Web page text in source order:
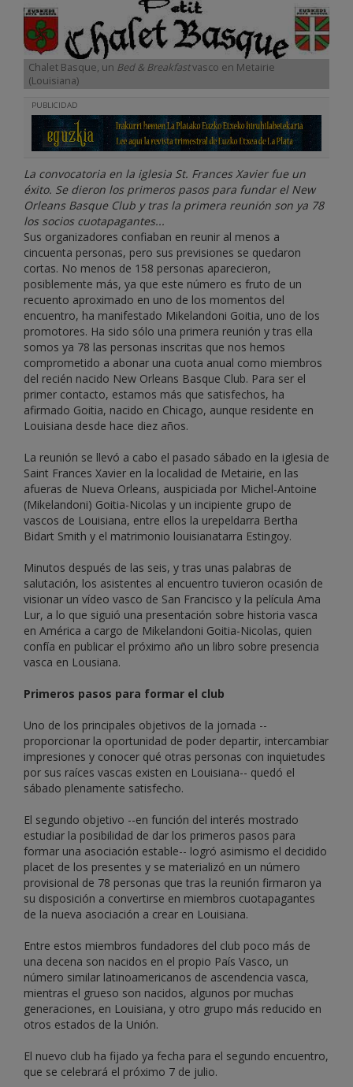
Chalet Basque, un Bed & Breakfastvasco en Metairie
(Louisiana)
PUBLICIDAD
La convocatoria en la iglesia St. Frances Xavier fue un
éxito. Se dieron los primeros pasos para fundar el New
Orleans Basque Club y tras la primera reunión son ya 78
los socios cuotapagantes...
Sus organizadores confiaban en reunir al menos a
cincuenta personas, pero sus previsiones se quedaron
cortas. No menos de 158 personas aparecieron,
posiblemente más, ya que este número es fruto de un
recuento aproximado en uno de los momentos del
encuentro, ha manifestado Mikelandoni Goitia, uno de los
promotores. Ha sido sólo una primera reunión y tras ella
somos ya 78 las personas inscritas que nos hemos
comprometido a abonar una cuota anual como miembros
del recién nacido New Orleans Basque Club. Para ser el
primer contacto, estamos más que satisfechos, ha
afirmado Goitia, nacido en Chicago, aunque residente en
Louisiana desde hace diez años.
La reunión se llevó a cabo el pasado sábado en la iglesia de
Saint Frances Xavier en la localidad de Metairie, en las
afueras de Nueva Orleans, auspiciada por Michel-Antoine
(Mikelandoni) Goitia-Nicolas y un incipiente grupo de
vascos de Louisiana, entre ellos la urepeldarra Bertha
Bidart Smith y el matrimonio louisianatarra Estingoy.
Minutos después de las seis, y tras unas palabras de
salutación, los asistentes al encuentro tuvieron ocasión de
visionar un vídeo vasco de San Francisco y la película Ama
Lur, a lo que siguió una presentación sobre historia vasca
en América a cargo de Mikelandoni Goitia-Nicolas, quien
confía en publicar el próximo año un libro sobre presencia
vasca en Lousiana.
Primeros pasos para formar el club
Uno de los principales objetivos de la jornada --
proporcionar la oportunidad de poder departir, intercambiar
impresiones y conocer qué otras personas con inquietudes
por sus raíces vascas existen en Louisiana-- quedó el
sábado plenamente satisfecho.
El segundo objetivo --en función del interés mostrado
estudiar la posibilidad de dar los primeros pasos para
formar una asociación estable-- logró asimismo el decidido
placet de los presentes y se materializó en un número
provisional de 78 personas que tras la reunión firmaron ya
su disposición a convertirse en miembros cuotapagantes
de la nueva asociación a crear en Louisiana.
Entre estos miembros fundadores del club poco más de
una decena son nacidos en el propio País Vasco, un
número similar latinoamericanos de ascendencia vasca,
mientras el grueso son nacidos, algunos por muchas
generaciones, en Louisiana, y otro grupo más reducido en
otros estados de la Unión.
El nuevo club ha fijado ya fecha para el segundo encuentro,
que se celebrará el próximo 7 de julio.